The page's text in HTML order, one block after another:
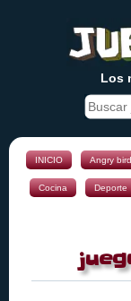
Los
INICIO Angry
Cocina Deporte